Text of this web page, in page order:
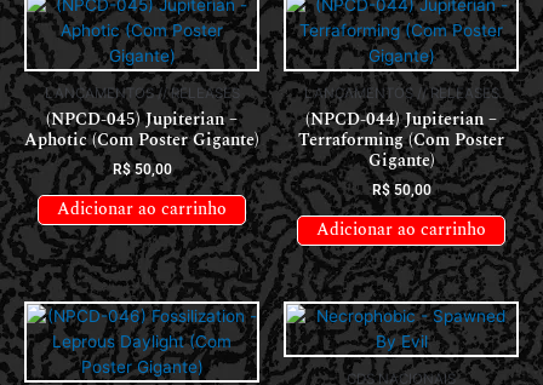
Adicionar ao carrinho
R$50,00
Adicionar ao carrinho
LANÇAMENTOS // RELEASES
(NPCD-046) Fossilization –
Leprous Daylight (Com Poster
Gigante)
R$50,00
Adicionar ao carrinho
CDS NACIONAIS
Necrophobic – Spawned By
Evil
R$40,00
Adicionar ao carrinho